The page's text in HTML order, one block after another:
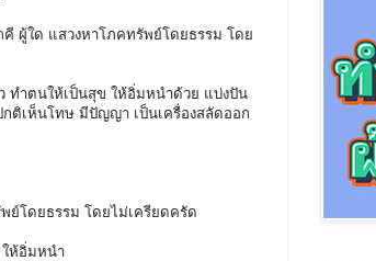
ผู้ใด แสวงหาโภคทรัพย์โดยธรรม โดย
ทำตนให้เป็นสุข ให้อิ่มหนำด้วย แบ่งปัน
ติเห็นโทษ มีปัญญา เป็นเครื่องสลัดออก
ย์โดยธรรม โดยไม่เครียดครัด
ให้อิ่มหนำ